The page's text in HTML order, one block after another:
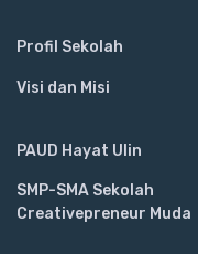
Profil Sekolah
Visi dan Misi
PAUD Hayat Ulin
SMP-SMA Sekolah
Creativepreneur Muda